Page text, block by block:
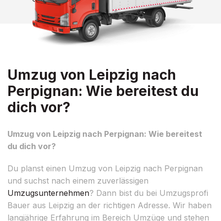
Umzug von Leipzig nach
Perpignan: Wie bereitest du
dich vor?
Umzug von Leipzig nach Perpignan: Wie bereitest
du dich vor?
Du planst einen Umzug von Leipzig nach Perpignan
und suchst nach einem zuverlässigen
Umzugsunternehmen? Dann bist du bei Umzugsprofi
Bauer aus Leipzig an der richtigen Adresse. Wir haben
langjährige Erfahrung im Bereich Umzüge und stehen